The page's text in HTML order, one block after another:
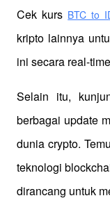
Cek kurs BTC to
kripto lainnya
ini secara real-
Selain itu,
berbagai update
dunia crypto.
teknologi
dirancang untuk